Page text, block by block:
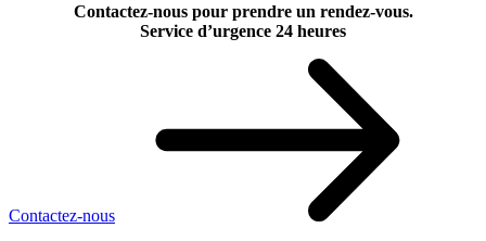
Contactez-nous pour prendre un rendez-vous.
Service d’urgence 24 heures
Contactez-nous